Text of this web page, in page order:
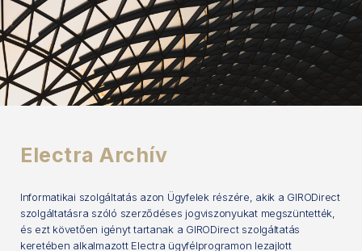
Electra Archív
Informatikai szolgáltatás azon Ügyfelek részére, akik a GIRODirect
szolgáltatásra szóló szerződéses jogviszonyukat megszüntették,
és ezt követően igényt tartanak a GIRODirect szolgáltatás
keretében alkalmazott Electra ügyfélprogramon lezajlott